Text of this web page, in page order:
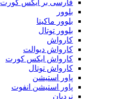
فارسی بر ایکس کورت
بلوور
بلوور ماکیتا
بلوور توتال
کارواش
کارواش دیوالت
کارواش ایکس کورت
کارواش توتال
پاور استیشن
پاور استیشن انفوت
نردبان